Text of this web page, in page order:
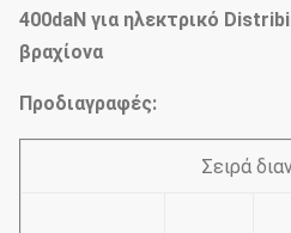
400daN για ηλεκτρικό
βραχίονα
Προδιαγραφές:
Σειρά